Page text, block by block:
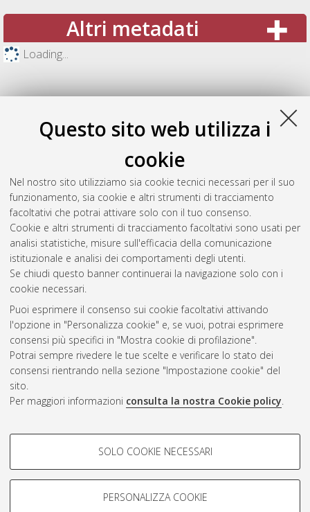
Questo sito web utilizza i
cookie
Nel nostro sito utilizziamo sia cookie tecnici necessari per il suo
funzionamento, sia cookie e altri strumenti di tracciamento
facoltativi che potrai attivare solo con il tuo consenso.
Cookie e altri strumenti di tracciamento facoltativi sono usati per
analisi statistiche, misure sull'efficacia della comunicazione
istituzionale e analisi dei comportamenti degli utenti.
Se chiudi questo banner continuerai la navigazione solo con i
cookie necessari.
Puoi esprimere il consenso sui cookie facoltativi attivando
l'opzione in "Personalizza cookie" e, se vuoi, potrai esprimere
consensi più specifici in "Mostra cookie di profilazione".
Potrai sempre rivedere le tue scelte e verificare lo stato dei
consensi rientrando nella sezione "Impostazione cookie" del
sito.
Per maggiori informazioni consulta la nostra Cookie policy.
COOKIE DI PROFILAZIONE -
Si tratta di cookie utilizzati per analizzare le caratteristiche della
navigazione degli utenti, creare profili in base al loro comportamento
SOLO COOKIE NECESSARI
PERSONALIZZA COOKIE
Altri metadati
Loading...
Gestione del documento:
Atom
Rss 1.0
Rss 2.0
ISSN: 2038-7946
Impostazioni Cookie
Informativa sulla privacy
Condizioni d’uso del sito